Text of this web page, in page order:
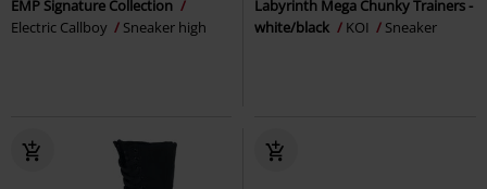
EMP Signature Collection
Electric Callboy
Sneaker high
Labyrinth Mega Chunky Trainers -
white/black
KOI Sneaker